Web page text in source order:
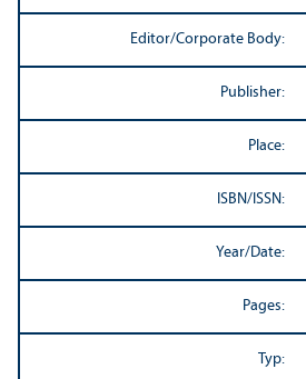
Editor/Corporate Body:
Publisher:
Place:
ISBN/ISSN:
Year/Date:
Pages:
Typ: